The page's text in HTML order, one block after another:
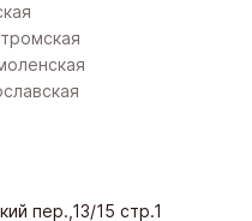
пер.,13/15 стр.1